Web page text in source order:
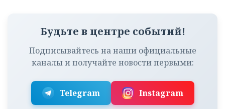
Будьте в центре событий!
Подписывайтесь на наши официальные
каналы и получайте новости первыми:
Telegram Instagram